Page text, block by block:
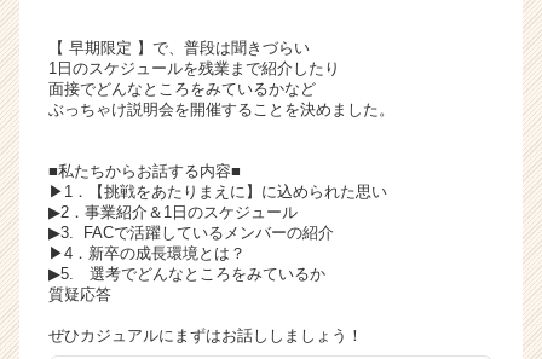
e
r）
【 早期限定 】で、普段は聞きづらい
1日のスケジュールを残業まで紹介したり
面接でどんなところをみているかなど
ぶっちゃけ説明会を開催することを決めました。
■私たちからお話する内容■
▶︎1．【挑戦をあたりまえに】に込められた思い
▶︎2．事業紹介＆1日のスケジュール
▶︎3. FACで活躍しているメンバーの紹介
▶︎4．新卒の成長環境とは？
▶︎5. 選考でどんなところをみているか
質疑応答
ぜひカジュアルにまずはお話ししましょう！